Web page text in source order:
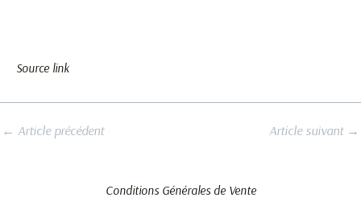
Source link
← Article précédent Article suivant →
Conditions Générales de Vente